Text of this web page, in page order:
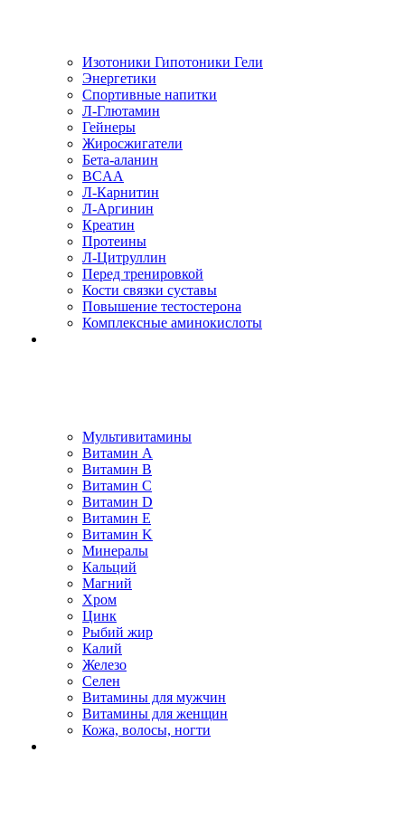
Изотоники Гипотоники Гели
Энергетики
Спортивные напитки
Л-Глютамин
Гейнеры
Жиросжигатели
Бета-аланин
BCAA
Л-Карнитин
Л-Аргинин
Креатин
Протеины
Л-Цитруллин
Перед тренировкой
Кости связки суставы
Повышение тестостерона
Комплексные аминокислоты
Мультивитамины
Витамин A
Витамин B
Витамин C
Витамин D
Витамин E
Витамин K
Минералы
Кальций
Магний
Хром
Цинк
Рыбий жир
Калий
Железо
Селен
Витамины для мужчин
Витамины для женщин
Кожа, волосы, ногти